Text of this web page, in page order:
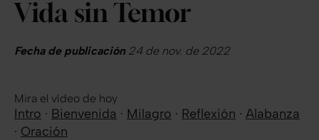
Vida sin Temor
Fecha de publicación24 de nov. de 2022
Mira el vídeo de hoy
Intro · Bienvenida · Milagro · Reflexión · Alabanza
· Oración